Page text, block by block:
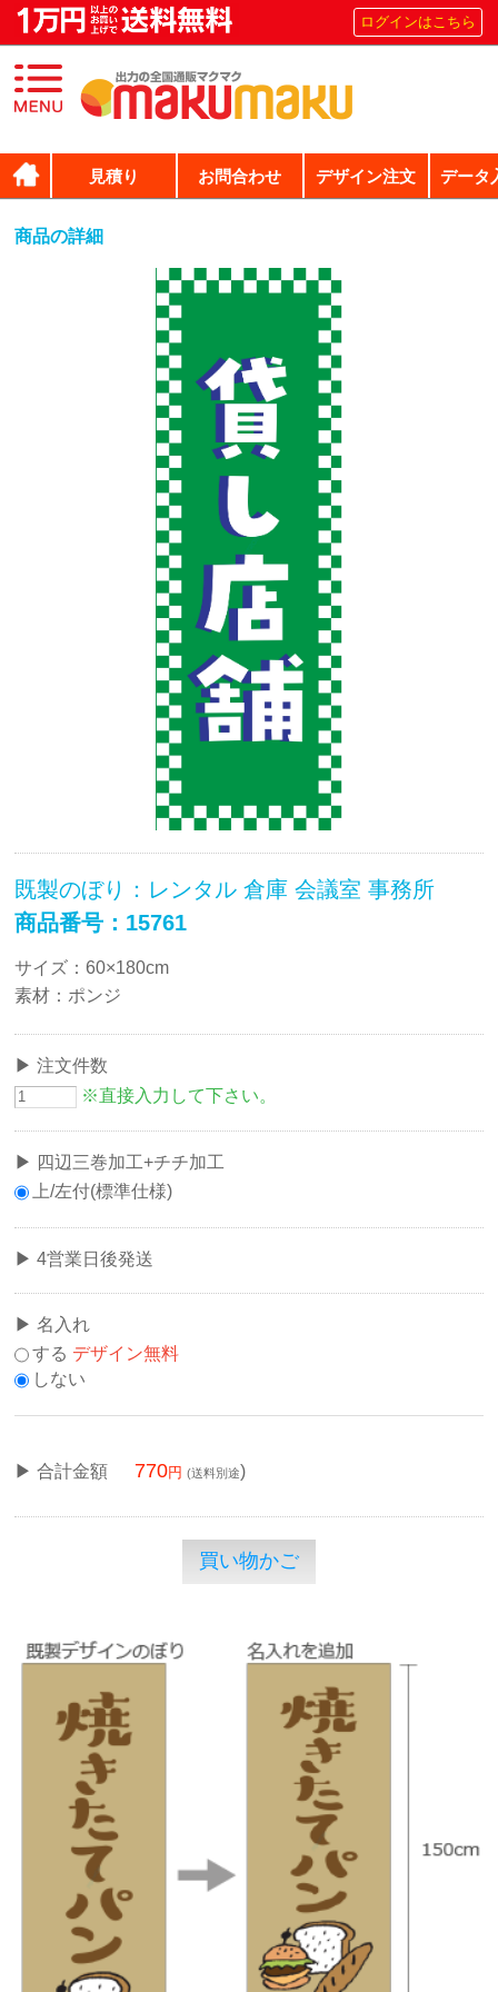
ログインはこちら
見積り お問合わせ デザイン注文 データ
商品の詳細
既製のぼり：レンタル 倉庫 会議室 事務所
商品番号：15761
サイズ：60×180cm
素材：ポンジ
注文件数
※直接入力して下さい。
四辺三巻加工+チチ加工
上/左付(標準仕様)
4営業日後発送
名入れ
する デザイン無料
しない
合計金額 770 (送料別途)